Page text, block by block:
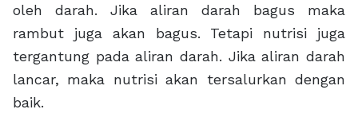
oleh darah. Jika aliran darah bagus maka
rambut juga akan bagus. Tetapi nutrisi juga
tergantung pada aliran darah. Jika aliran darah
lancar, maka nutrisi akan tersalurkan dengan
baik.